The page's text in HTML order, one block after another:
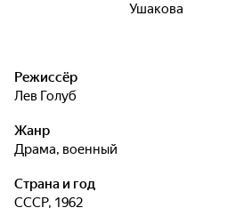
Ушакова
Режиссёр
Лев Голуб
Жанр
драма, военный
Страна и год
СССР, 1962